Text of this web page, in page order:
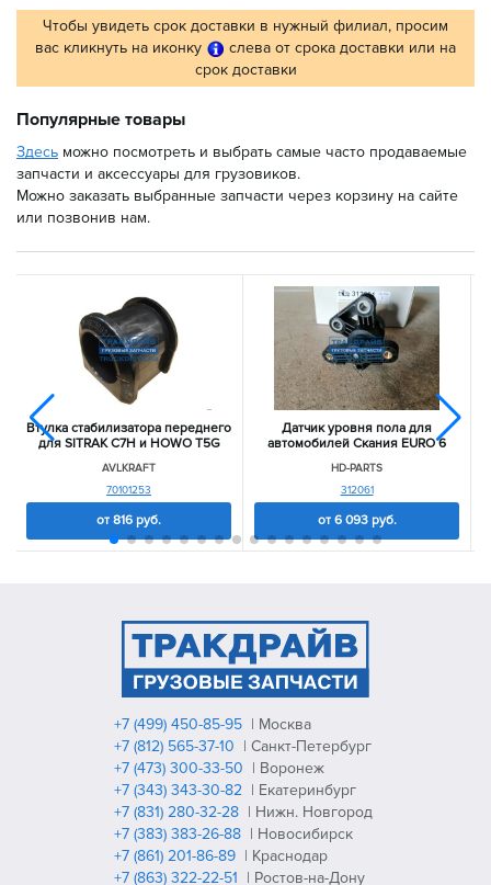
Чтобы увидеть срок доставки в нужный филиал, просим
вас кликнуть на иконку
слева от срока доставки или на
срок доставки
Популярные товары
Здесь можно посмотреть и выбрать самые часто продаваемые
запчасти и аксессуары для грузовиков.
Можно заказать выбранные запчасти через корзину на сайте
или позвонив нам.
Втулка стабилизатора переднего
для SITRAK C7H и HOWO T5G
AVLKRAFT
70101253
от 816 руб.
Датчик уровня пола для
автомобилей Скания EURO 6
HD-PARTS
312061
от 6 093руб.
+7 (499) 450-85-95 | Москва
+7 (812) 565-37-10 | Санкт-Петербург
+7 (473) 300-33-50 | Воронеж
+7 (343) 343-30-82 | Екатеринбург
+7 (831) 280-32-28 | Нижн. Новгород
+7 (383) 383-26-88 | Новосибирск
+7 (861) 201-86-89 | Краснодар
+7 (863) 322-22-51 | Ростов-на-Дону